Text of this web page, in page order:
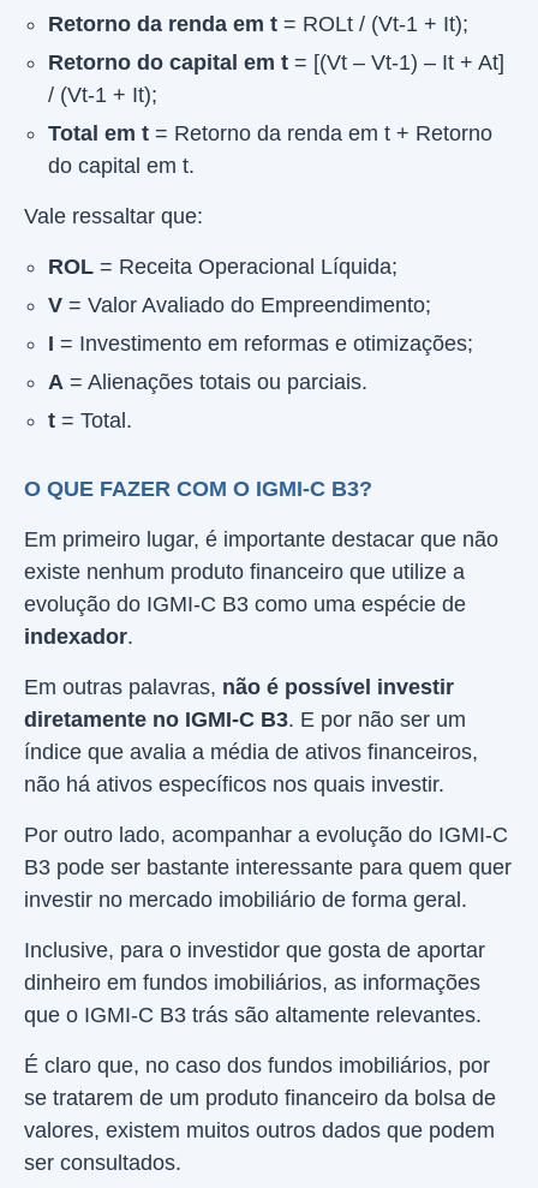
Retorno da renda em t = ROLt / (Vt-1 + It);
Retorno do capital em t = [(Vt – Vt-1) – It + At]
/ (Vt-1 + It);
Total em t = Retorno da renda em t + Retorno
do capital em t.
Vale ressaltar que:
ROL = Receita Operacional Líquida;
V = Valor Avaliado do Empreendimento;
I = Investimento em reformas e otimizações;
A = Alienações totais ou parciais.
t = Total.
O QUE FAZER COM O IGMI-C B3?
Em primeiro lugar, é importante destacar que não
existe nenhum produto financeiro que utilize a
evolução do IGMI-C B3 como uma espécie de
indexador.
Em outras palavras, não é possível investir
diretamente no IGMI-C B3. E por não ser um
índice que avalia a média de ativos financeiros,
não há ativos específicos nos quais investir.
Por outro lado, acompanhar a evolução do IGMI-C
B3 pode ser bastante interessante para quem quer
investir no mercado imobiliário de forma geral.
Inclusive, para o investidor que gosta de aportar
dinheiro em fundos imobiliários, as informações
que o IGMI-C B3 trás são altamente relevantes.
É claro que, no caso dos fundos imobiliários, por
se tratarem de um produto financeiro da bolsa de
valores, existem muitos outros dados que podem
ser consultados.